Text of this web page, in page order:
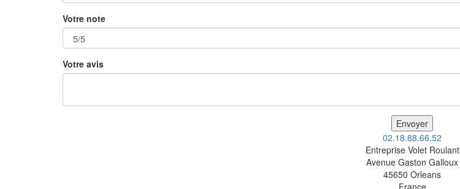
Votre note
Votre avis
02.18.88.66.52
Entreprise Volet Roulant
Avenue Gaston Galloux
45650 Orleans
France